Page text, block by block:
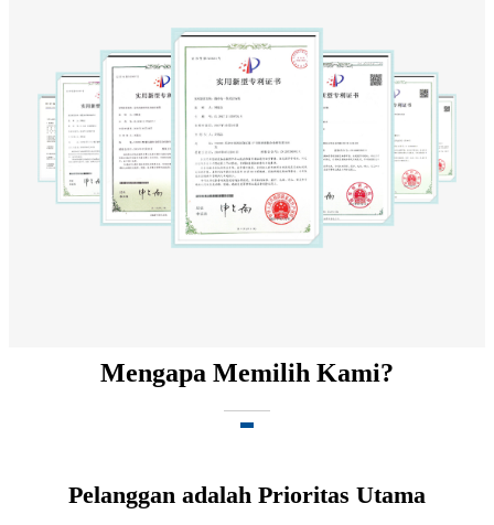
Mengapa Memilih Kami?
Pelanggan adalah Prioritas Utama